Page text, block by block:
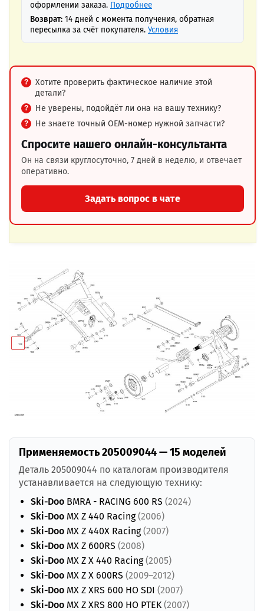
оформлении заказа. Подробнее
Возврат: 14 дней с момента получения, обратная
пересылка за счёт покупателя. Условия
Хотите проверить фактическое наличие этой
детали?
Не уверены, подойдёт ли она на вашу технику?
Не знаете точный OEM-номер нужной запчасти?
Спросите нашего онлайн-консультанта
Он на связи круглосуточно, 7 дней в неделю, и отвечает
оперативно.
Задать вопрос в чате
Применяемость 205009044 — 15 моделей
Деталь 205009044 по каталогам производителя
устанавливается на следующую технику:
Ski-Doo BMRA - RACING 600 RS (2024)
Ski-Doo MX Z 440 Racing(2006)
Ski-Doo MX Z 440X Racing(2007)
Ski-Doo MX Z 600RS (2008)
Ski-Doo MX Z X 440 Racing(2005)
Ski-Doo MX Z X 600RS (2009–2012)
Ski-Doo MX Z XRS 600 HO SDI (2007)
Ski-Doo MX Z XRS 800 HO PTEK(2007)